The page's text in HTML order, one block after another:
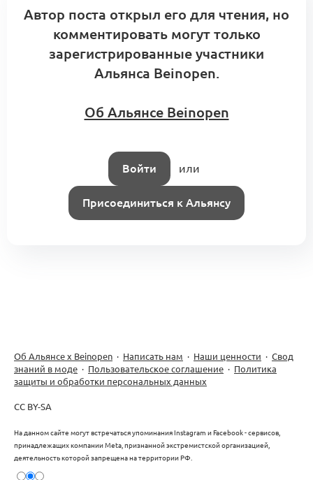
Автор поста открыл его для чтения, но
комментировать могут только
зарегистрированные участники
Альянса Beinopen.
Об Альянсе Beinopen
Войти или
Присоединиться к Альянсу
Об Альянсе х Beinopen · Написать нам · Наши ценности · Свод
знаний в моде · Пользовательское соглашение · Политика
защиты и обработки персональных данных
CC BY-SA
На данном сайте могут встречаться упоминания Instagram и Facebook - сервисов,
принадлежащих компании Meta, признанной экстремистской организацией,
деятельность которой запрещена на территории РФ.